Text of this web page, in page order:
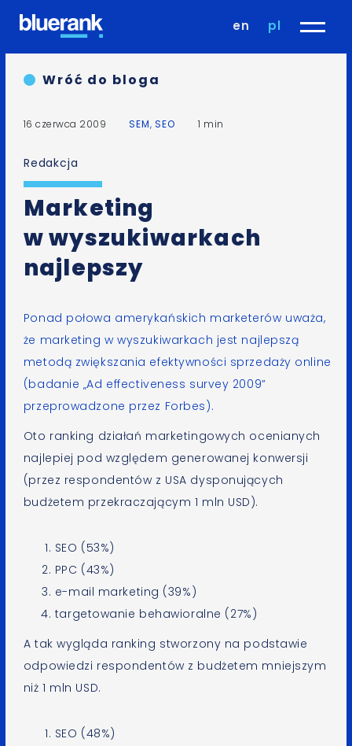
en pl
Wróć do bloga
16 czerwca 2009 SEM,SEO 1 min
Redakcja
Marketing
w wyszukiwarkach
najlepszy
Ponad połowa amerykańskich marketerów uważa,
że marketing w wyszukiwarkach jest najlepszą
metodą zwiększania efektywności sprzedaży online
(badanie „Ad effectiveness survey 2009”
przeprowadzone przez Forbes ).
Oto ranking działań marketingowych ocenianych
najlepiej pod względem generowanej konwersji
(przez respondentów z USA dysponujących
budżetem przekraczającym 1 mln USD).
SEO (53%)
PPC (43%)
e-mail marketing (39%)
targetowanie behawioralne (27%)
A tak wygląda ranking stworzony na podstawie
odpowiedzi respondentów z budżetem mniejszym
niż 1 mln USD.
SEO (48%)